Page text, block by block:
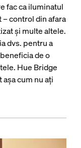
fac ca iluminatul
control din afara
și multe altele.
dvs. pentru a
de o
Hue Bridge
cum nu ați